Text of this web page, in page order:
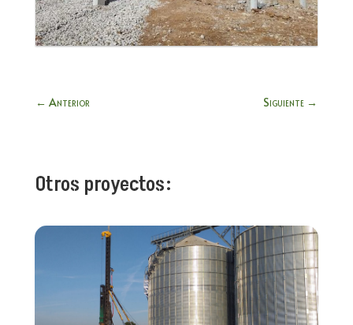
← Anterior Siguiente →
Otros proyectos: